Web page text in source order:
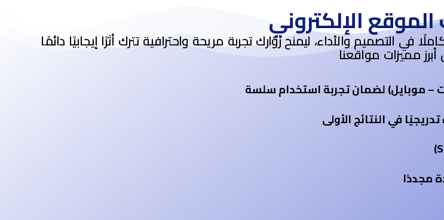
الإلكتروني
التصميم والأداء، ليمنح زوّارك تجربة مريحة واحترافية تترك أثرًا إيجابيًا دائمًا
مميزات مواقعنا
– موبايل) لضمان تجربة استخدام سلسة
مجددًا